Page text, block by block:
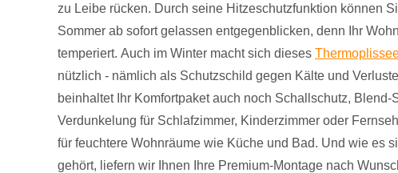
zu Leibe rücken. Durch seine Hitzeschutzfunktion können
Sommer ab sofort gelassen entgegenblicken, denn Ihr
temperiert. Auch im Winter macht sich dieses
nützlich - nämlich als Schutzschild gegen Kälte und
beinhaltet Ihr Komfortpaket auch noch Schallschutz, Blend-
Verdunkelung für Schlafzimmer, Kinderzimmer oder
für feuchtere Wohnräume wie Küche und Bad. Und wie es
gehört, liefern wir Ihnen Ihre Premium-Montage nach